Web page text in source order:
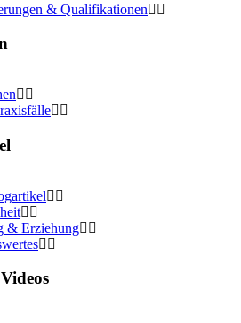
& Qualifikationen
& Erziehung